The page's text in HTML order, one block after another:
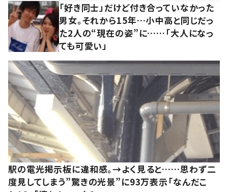
「好き同士」だけど付き合っていなかった
男女。それから15年…小中高と同じだっ
た2人の“現在の姿”に……「大人になっ
ても可愛い」
駅の電光掲示板に違和感。→よく見ると……思わず二
度見してしまう”驚きの光景”に93万表示「なんだこ